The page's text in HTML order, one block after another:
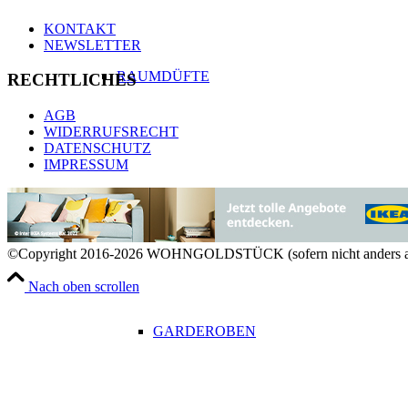
RAUMDÜFTE
AUFBEWAHRUNG & ORGANISATION
GARDEROBEN
KONTAKT
NEWSLETTER
RECHTLICHES
AGB
WIDERRUFSRECHT
DATENSCHUTZ
IMPRESSUM
©Copyright 2016-2026 WOHNGOLDSTÜCK (sofern nicht anders
Nach oben scrollen